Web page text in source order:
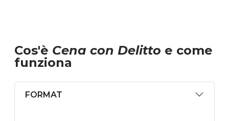
Cos'è Cena con Delitto e come
funziona
FORMAT